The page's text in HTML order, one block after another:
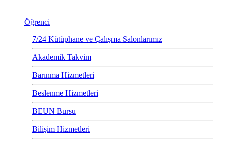
Öğrenci
7/24 Kütüphane ve Çalışma Salonlarımız
Akademik Takvim
Barınma Hizmetleri
Beslenme Hizmetleri
BEUN Bursu
Bilişim Hizmetleri